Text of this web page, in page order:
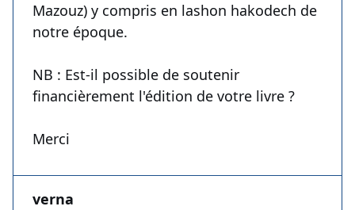
Mazouz) y compris en lashon hakodech de
notre époque.
NB : Est-il possible de soutenir
financièrement l'édition de votre livre ?
Merci
verna